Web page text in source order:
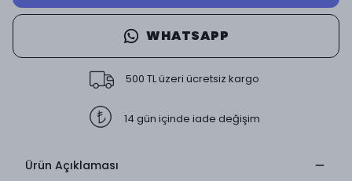
WHATSAPP
500 TL üzeri ücretsiz kargo
14 gün içinde iade değişim
Ürün Açıklaması